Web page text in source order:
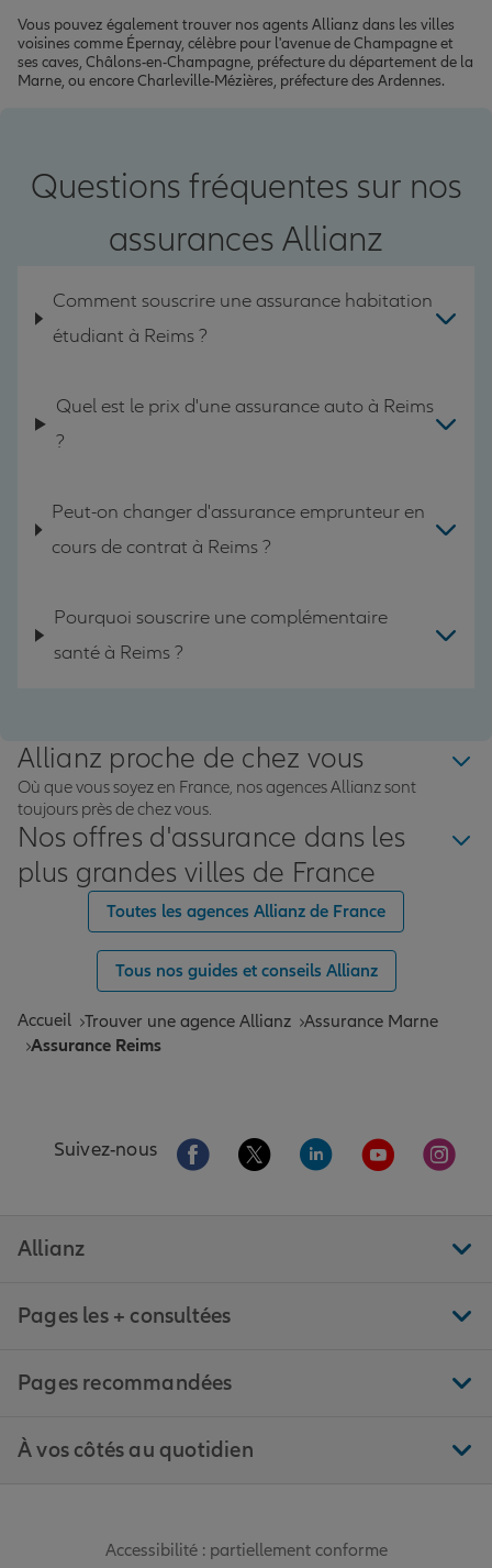
Vous pouvez également trouver nos agents Allianz dans les villes
voisines comme Épernay, célèbre pour l'avenue de Champagne et
ses caves, Châlons-en-Champagne, préfecture du département de la
Marne, ou encore Charleville-Mézières, préfecture des Ardennes.
Questions fréquentes sur nos
assurances Allianz
Comment souscrire une assurance habitation
étudiant à Reims ?
Quel est le prix d'une assurance auto à Reims
?
Peut-on changer d'assurance emprunteur en
cours de contrat à Reims ?
Pourquoi souscrire une complémentaire
santé à Reims ?
Allianz proche de chez vous
Où que vous soyez en France, nos agences Allianz sont
toujours près de chez vous.
Nos offres d'assurance dans les
plus grandes villes de France
Toutes les agences Allianz de France
Tous nos guides et conseils Allianz
Accueil Trouver une agence Allianz Assurance Marne
Assurance Reims
Suivez-nous Aller sur la page Facebook de Allianz
Aller sur la page Twitter de
Aller sur la page
Aller sur la
Aller
Allianz
Pages les + consultées
Pages recommandées
À vos côtés au quotidien
Accessibilité : partiellement conforme